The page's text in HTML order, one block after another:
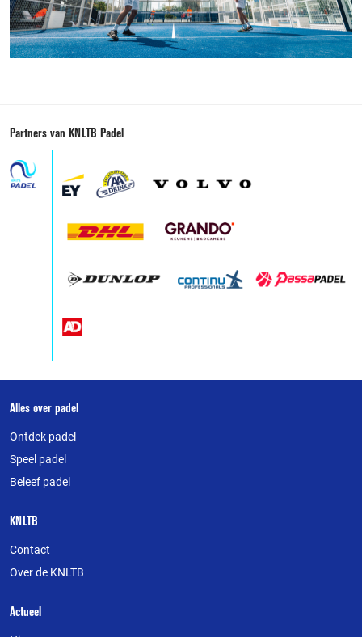
Partners van KNLTB Padel
Over
deze
website
Alles over padel
Ontdek padel
Speel padel
Beleef padel
KNLTB
Contact
Over de KNLTB
Actueel